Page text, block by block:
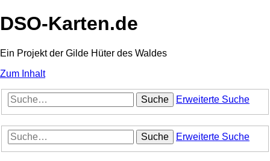
DSO-Karten.de
Ein Projekt der Gilde Hüter des Waldes
Zum Inhalt
Suche Erweiterte Suche
Suche Erweiterte Suche